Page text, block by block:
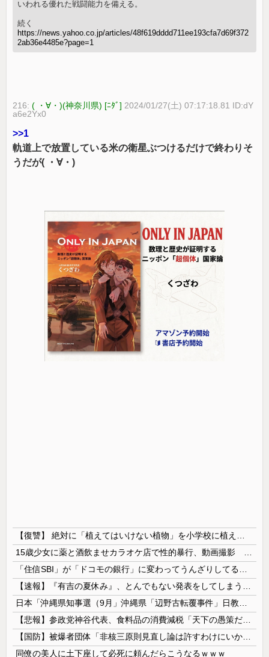
いわれる優れた戦闘能力を備える。
続く
https://news.yahoo.co.jp/articles/48f619dddd711ee193cfa7d69f372
2ab36e4485e?page=1
216:( ・∀・)(神奈川県) [ﾆﾀﾞ] 2024/01/27(土) 07:17:18.81 ID:dY
a6e2Yx0
>>1
軌道上で放置している米の衛星ぶつけるだけで終わりそ
うだが( ・∀・)
同僚の美人に土下座して必死に頼んだらこうなるｗｗｗ